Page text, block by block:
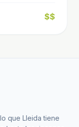
$$
que Lleida tiene